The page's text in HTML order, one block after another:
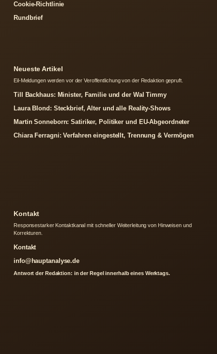
Cookie-Richtlinie
Rundbrief
Neueste Artikel
Eil-Meldungen werden vor der Veroffentlichung von der Redaktion gepruft.
Till Backhaus: Minister, Familie und der Wal Timmy
Laura Blond: Steckbrief, Alter und alle Reality-Shows
Martin Sonneborn: Satiriker, Politiker und EU-Abgeordneter
Chiara Ferragni: Verfahren eingestellt, Trennung & Vermögen
Kontakt
Responsestarker Kontaktkanal mit schneller Weiterleitung von Hinweisen und
Korrekturen.
Kontakt
info@hauptanalyse.de
Antwort der Redaktion: in der Regel innerhalb eines Werktags.